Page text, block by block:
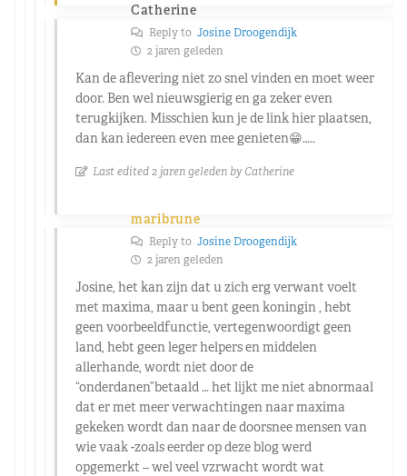
Catherine
Reply to Josine Droogendijk
2 jaren geleden
Kan de aflevering niet zo snel vinden en moet weer
door. Ben wel nieuwsgierig en ga zeker even
terugkijken. Misschien kun je de link hier plaatsen,
dan kan iedereen even mee genieten😁…..
Last edited 2 jaren geleden by Catherine
maribrune
Reply to Josine Droogendijk
2 jaren geleden
Josine, het kan zijn dat u zich erg verwant voelt
met maxima, maar u bent geen koningin , hebt
geen voorbeeldfunctie, vertegenwoordigt geen
land, hebt geen leger helpers en middelen
allerhande, wordt niet door de
“onderdanen”betaald … het lijkt me niet abnormaal
dat er met meer verwachtingen naar maxima
gekeken wordt dan naar de doorsnee mensen van
wie vaak -zoals eerder op deze blog werd
opgemerkt – wel veel vzrwacht wordt wat